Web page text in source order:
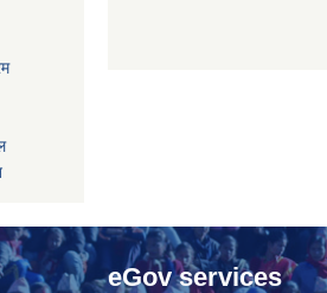
eGov services